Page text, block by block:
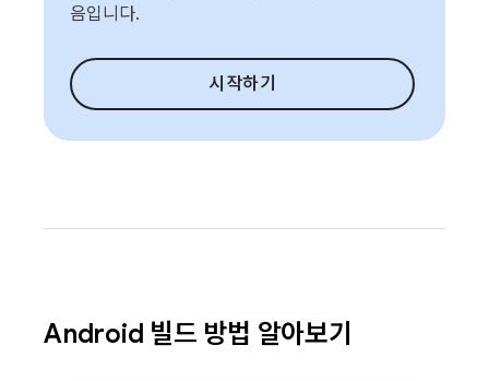
음입니다.
시작하기
Android 빌드 방법 알아보기